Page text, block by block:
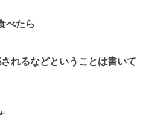
べたら
されるなどということは書いて